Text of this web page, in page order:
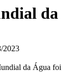
da
2023
da Água foi